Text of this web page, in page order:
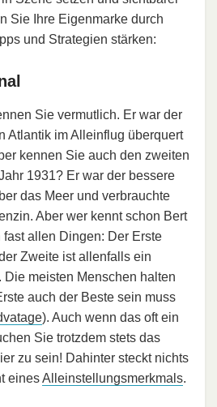
Sie Ihre Eigenmarke durch
und Strategien stärken:
Sie vermutlich. Er war der
Atlantik im Alleinflug überquert
kennen Sie auch den zweiten
1931? Er war der bessere
das Meer und verbrauchte
Aber wer kennt schon Bert
allen Dingen: Der Erste
Zweite ist allenfalls ein
Die meisten Menschen halten
auch der Beste sein muss
). Auch wenn das oft ein
Sie trotzdem stets das
zu sein! Dahinter steckt nichts
einesAlleinstellungsmerkmals.